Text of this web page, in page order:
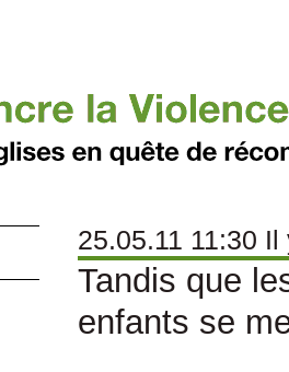
25.05.11 11:30
Tandis que
enfants se